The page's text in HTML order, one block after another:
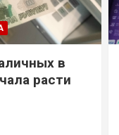
в
расти